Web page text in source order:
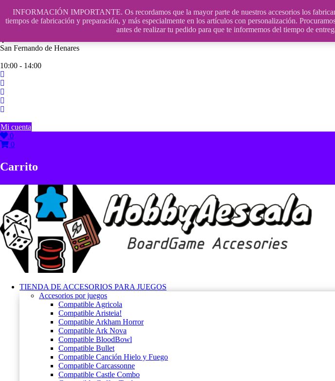
INFORMACIÓN IMPORTANTE. Os recordamos que la mayor parte de nuestros accesorios los
tiempos de fabricación y preparación, y más especialmente en los artículos con personalización.
antes de realizar tu pedido para que te informemos del tiempo de
contenido
609241475 SOLO DE 10:00 a 14:00
San Fernando de Henares
10:00 - 14:00
Mi cuenta
0
0
Carrito
TIENDA DE ACCESORIOS PARA JUEGOS
Accesorios por juegos
Compatible Agricola
Compatible Aristeia!
Compatible Arkham Horror
Compatible Ark Nova
Compatible BloodBowl
Compatible Bullet
Compatible Canción Hielo y Fuego
Compatible Carcassonne
Compatible Castle Combo